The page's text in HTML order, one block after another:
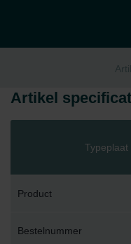
Artikel
Typeplaat
Product
Bestelnummer